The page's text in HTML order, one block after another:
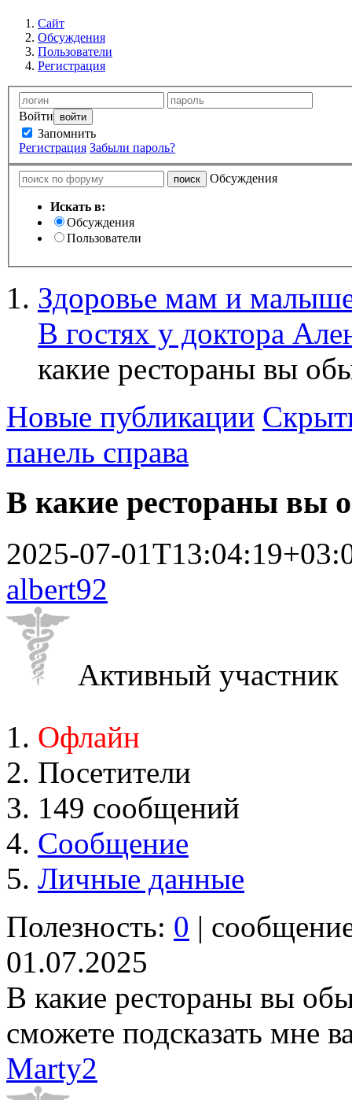
Сайт
Обсуждения
Пользователи
Регистрация
Войти
Запомнить
Регистрация Забыли пароль?
Обсуждения
Искать в:
Обсуждения
Пользователи
Здоровье мам и
В гостях у доктора
какие рестораны вы
Новые публикации
панель справа
В какие рестораны вы
2025-07-
albert92
Активный участник
Офлайн
Посетители
149 сообщений
Сообщение
Личные данные
Полезность: 0 |
01.07.2025
В какие рестораны вы
сможете подсказать мне
Marty2